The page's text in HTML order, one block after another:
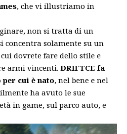
, che vi illustriamo in
non si tratta di un
concentra solamente su un
dovrete fare dello stile e
armi vincenti. DRIFTCE fa
cui è nato, nel bene e nel
ha avuto le sue
in game, sul parco auto, e